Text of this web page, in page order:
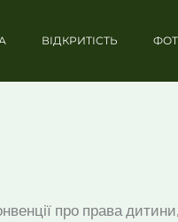
ВІДКРИТІСТЬ
про права